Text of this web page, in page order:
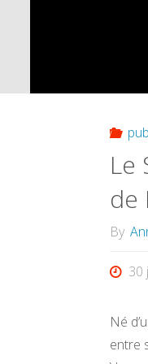
Le
de
By
30
Né
entre